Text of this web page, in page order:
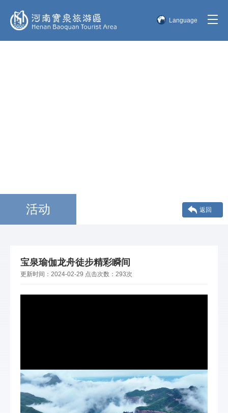
Language
活动 返回
宝泉瑜伽龙舟徒步精彩瞬间
更新时间： 2024-02-29 点击次数： 293次